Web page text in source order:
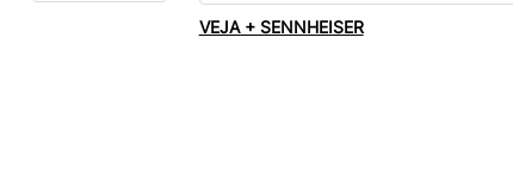
VEJA + SENNHEISER